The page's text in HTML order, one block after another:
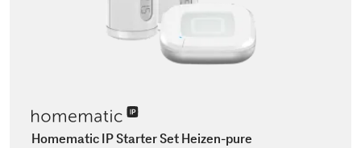
Homematic IP Starter Set Heizen-pure